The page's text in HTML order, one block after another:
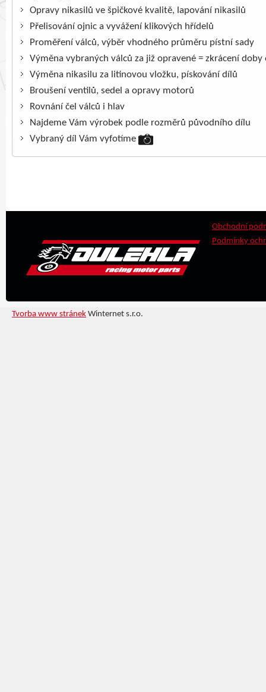
Opravy nikasilů ve špičkové kvalitě, lapování nikasilů
Přelisování ojnic a vyvážení klikových hřídelů
Proměření válců, výběr vhodného průměru pístní sady
Výměna vybraných válců za již opravené = zkrácení doby
Výměna nikasilu za litinovou vložku, pískování dílů
Broušení ventilů, sedel a opravy motorů
Rovnání čel válců i hlav
Najdeme Vám výrobek podle rozměrů původního dílu
Vybraný díl Vám vyfotíme
Obchodní
Podmínky
Tvorba www stránek Winternet s.r.o.